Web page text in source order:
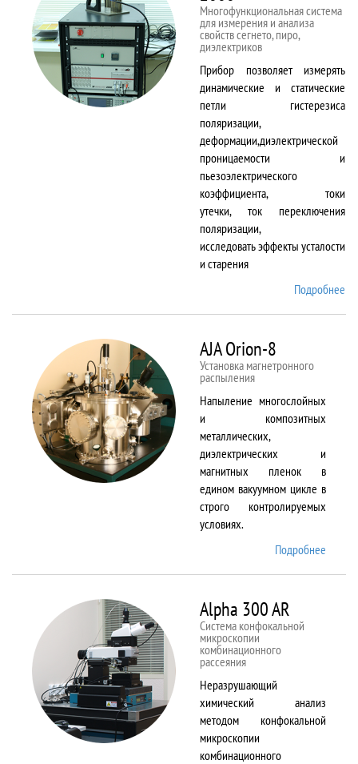
Многофункциональная система
для измерения и анализа
свойств сегнето, пиро,
диэлектриков
Прибор позволяет измерять
динамические и статические
петли гистерезиса
поляризации,
деформации,диэлектрической
проницаемости и
пьезоэлектрического
коэффициента, токи
утечки, ток переключения
поляризации,
исследовать эффекты усталости
и старения
Подробнее
AJA Orion-8
Установка магнетронного
распыления
Напыление многослойных
и композитных
металлических,
диэлектрических и
магнитных пленок в
едином вакуумном цикле в
строго контролируемых
условиях.
Подробнее
Alpha 300 AR
Система конфокальной
микроскопии
комбинационного
рассеяния
Неразрушающий
химический анализ
методом конфокальной
микроскопии
комбинационного